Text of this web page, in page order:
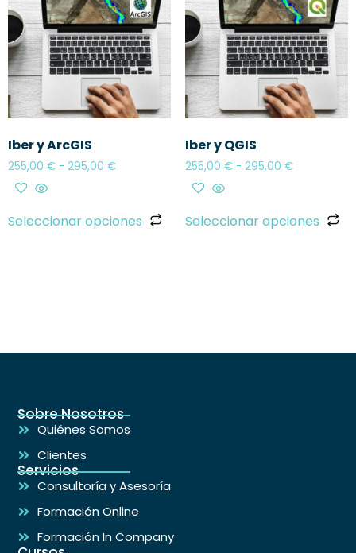
Iber y ArcGIS
255,00 € - 295,00 €
Seleccionar opciones
Iber y QGIS
255,00 € - 295,00 €
Seleccionar opciones
Sobre Nosotros
Quiénes Somos
Clientes
Servicios
Consultoría y Asesoría
Formación Online
Formación In Company